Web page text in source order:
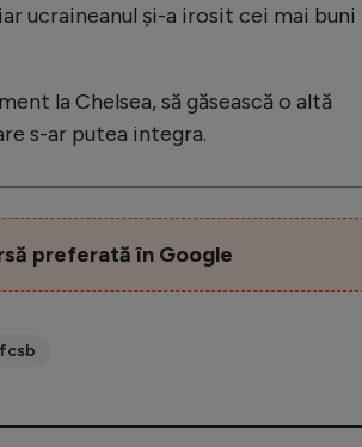
ucraineanul și-a irosit cei mai buni
la Chelsea, să găsească o altă
s-ar putea integra.
preferată în Google
fcsb